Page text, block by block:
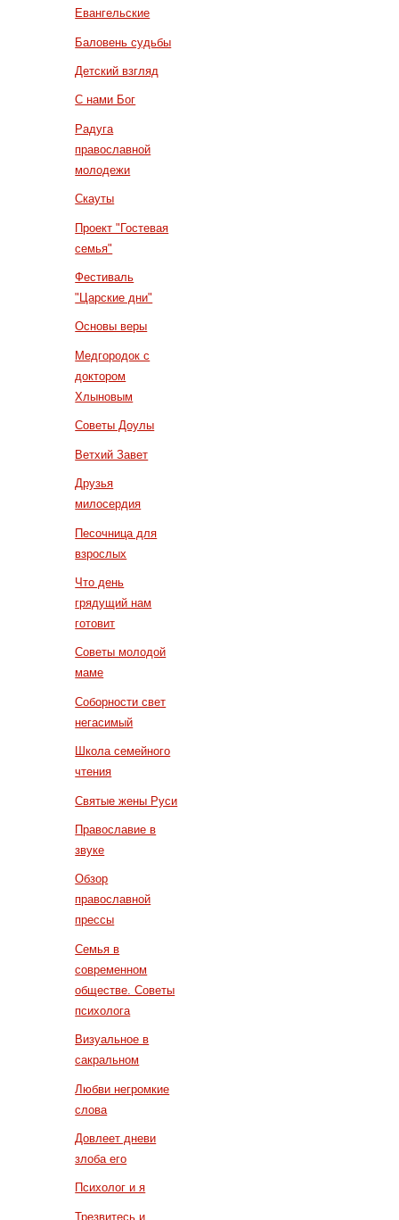
Евангельские
Баловень судьбы
Детский взгляд
С нами Бог
Радуга
православной
молодежи
Скауты
Проект "Гостевая
семья"
Фестиваль
"Царские дни"
Основы веры
Медгородок с
доктором
Хлыновым
Советы Доулы
Ветхий Завет
Друзья
милосердия
Песочница для
взрослых
Что день
грядущий нам
готовит
Советы молодой
маме
Соборности свет
негасимый
Школа семейного
чтения
Святые жены Руси
Православие в
звуке
Обзор
православной
прессы
Семья в
современном
обществе. Советы
психолога
Визуальное в
сакральном
Любви негромкие
слова
Довлеет дневи
злоба его
Психолог и я
Трезвитесь и